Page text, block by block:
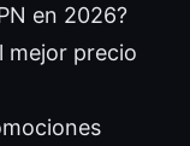
en 2026?
mejor precio